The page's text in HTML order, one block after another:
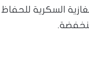
السكرية للحفاظ